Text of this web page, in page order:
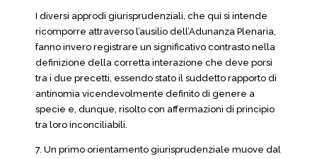
I diversi approdi giurisprudenziali, che qui si intende
ricomporre attraverso l’ausilio dell’Adunanza Plenaria,
fanno invero registrare un significativo contrasto nella
definizione della corretta interazione che deve porsi
tra i due precetti, essendo stato il suddetto rapporto di
antinomia vicendevolmente definito di genere a
specie e, dunque, risolto con affermazioni di principio
tra loro inconciliabili.
7. Un primo orientamento giurisprudenziale muove dal